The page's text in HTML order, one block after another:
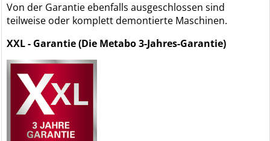
Von der Garantie ebenfalls ausgeschlossen sind
teilweise oder komplett demontierte Maschinen.
XXL - Garantie (Die Metabo 3-Jahres-Garantie)